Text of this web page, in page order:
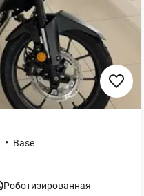
• Base
Роботизированная